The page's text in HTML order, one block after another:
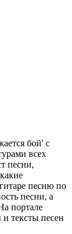
бой' с
всех
песни,
песню по
песни, а
портале
тексты песен